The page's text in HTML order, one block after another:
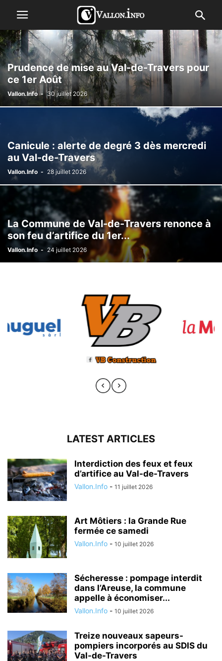
Prudence de mise au Val-de-Travers pour
ce 1er Août
Vallon.Info - 30 juillet 2026
Canicule : alerte de degré 3 dès mercredi
au Val-de-Travers
Vallon.Info - 28 juillet 2026
La Commune de Val-de-Travers renonce à
son feu d’artifice du 1er...
Vallon.Info - 24 juillet 2026
LATEST ARTICLES
Interdiction des feux et feux
d’artifice au Val-de-Travers
Vallon.Info - 11 juillet 2026
Art Môtiers : la Grande Rue
fermée ce samedi
Vallon.Info - 10 juillet 2026
Sécheresse : pompage interdit
dans l’Areuse, la commune
appelle à économiser...
Vallon.Info - 10 juillet 2026
Treize nouveaux sapeurs-
pompiers incorporés au SDIS du
Val-de-Travers